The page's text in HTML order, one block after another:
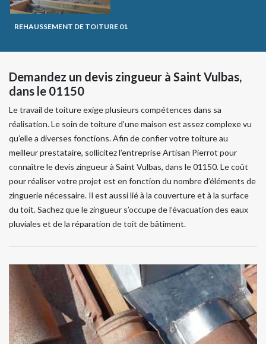
REHAUSSEMENT DE TOITURE 01
Demandez un devis zingueur à Saint Vulbas,
dans le 01150
Le travail de toiture exige plusieurs compétences dans sa
réalisation. Le soin de toiture d’une maison est assez complexe vu
qu’elle a diverses fonctions. Afin de confier votre toiture au
meilleur prestataire, sollicitez l’entreprise Artisan Pierrot pour
connaître le devis zingueur à Saint Vulbas, dans le 01150. Le coût
pour réaliser votre projet est en fonction du nombre d’éléments de
zinguerie nécessaire. Il est aussi lié à la couverture et à la surface
du toit. Sachez que le zingueur s’occupe de l’évacuation des eaux
pluviales et de la réparation de toit de bâtiment.